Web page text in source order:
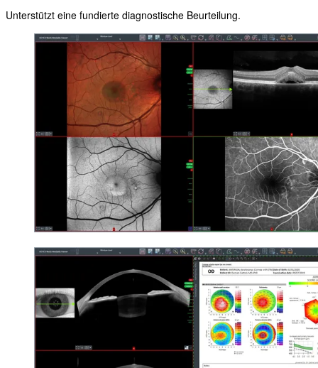
Unterstützt eine fundierte diagnostische Beurteilung.